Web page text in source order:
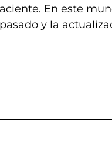
En este
y la